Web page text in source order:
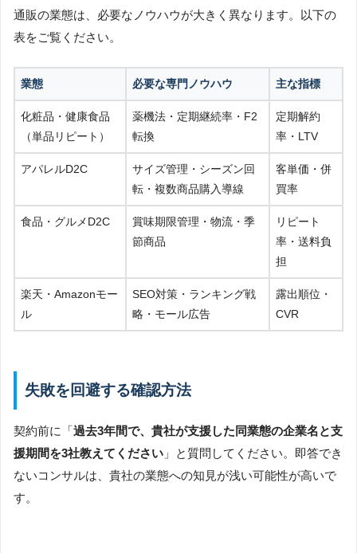
通販の業態は、必要なノウハウが大きく異なります。以下の
表をご覧ください。
業態 必要な専門ノウハウ 主な指標
化粧品・健康食品
（単品リピート）
薬機法・定期継続率・F2
転換
定期解約
率・LTV
アパレルD2C
サイズ管理・シーズン回
転・複数商品購入導線
客単価・併
買率
食品・グルメD2C
賞味期限管理・物流・季
節商品
リピート
率・送料負
担
楽天・Amazonモー
ル
SEO対策・ランキング戦
略・モール広告
露出順位・
CVR
失敗を回避する確認方法
契約前に「過去3年間で、貴社が支援した同業態の企業名と支
援期間を3社教えてください 」と質問してください。即答でき
ないコンサルは、貴社の業態への知見が浅い可能性が高いで
す。